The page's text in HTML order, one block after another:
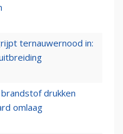
ternauwernood in:
drukken
omlaag